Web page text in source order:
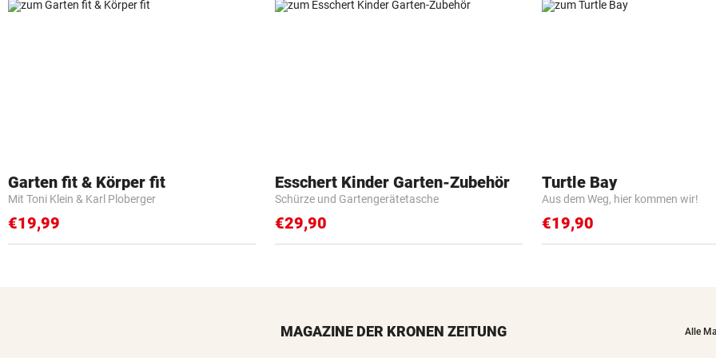
Garten fit & Körper fit
Mit Toni Klein & Karl Ploberger
€19,99
Esschert Kinder Garten-Zubehör
Schürze und Gartengerätetasche
€29,90
Turtle Bay
Aus dem Weg, hier kommen wir!
€19,90
MAGAZINE DER KRONEN ZEITUNG Alle